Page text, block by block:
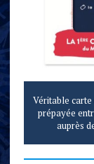
Véritable
prépayée
auprès